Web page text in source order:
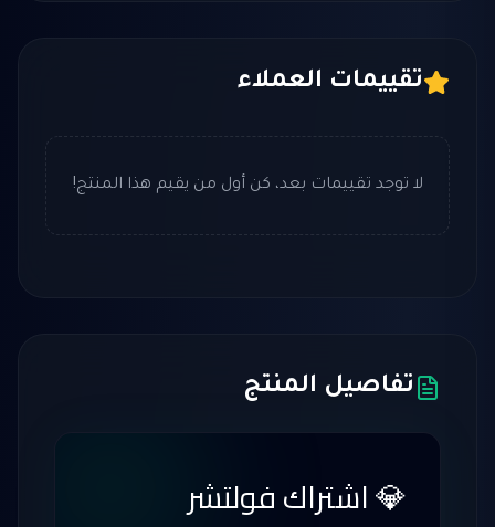
تقييمات العملاء
لا توجد تقييمات بعد، كن أول من يقيم هذا المنتج!
تفاصيل المنتج
💎 اشتراك فولتشر